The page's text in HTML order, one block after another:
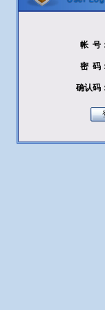
帐 号
密 码
确认码